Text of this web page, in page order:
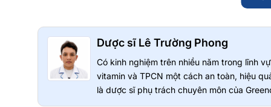
Dược sĩ Lê Trường Phong
Có kinh nghiệm trên nhiều năm trong lĩnh
vitamin và TPCN một cách an toàn, hiệu
là dược sĩ phụ trách chuyên môn của